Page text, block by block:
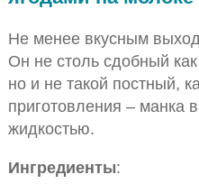
Не менее вкусным
Он не столь сдобный
но и не такой постный,
приготовления – манка
жидкостью.
Ингредиенты: